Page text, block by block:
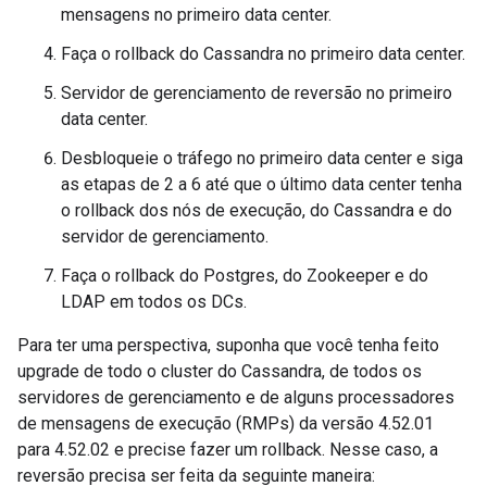
mensagens no primeiro data center.
Faça o rollback do Cassandra no primeiro data center.
Servidor de gerenciamento de reversão no primeiro
data center.
Desbloqueie o tráfego no primeiro data center e siga
as etapas de 2 a 6 até que o último data center tenha
o rollback dos nós de execução, do Cassandra e do
servidor de gerenciamento.
Faça o rollback do Postgres, do Zookeeper e do
LDAP em todos os DCs.
Para ter uma perspectiva, suponha que você tenha feito
upgrade de todo o cluster do Cassandra, de todos os
servidores de gerenciamento e de alguns processadores
de mensagens de execução (RMPs) da versão 4.52.01
para 4.52.02 e precise fazer um rollback. Nesse caso, a
reversão precisa ser feita da seguinte maneira: